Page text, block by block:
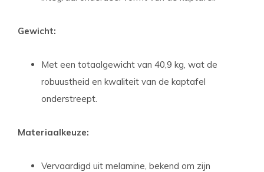
Gewicht:
Met een totaalgewicht van 40,9 kg, wat de
robuustheid en kwaliteit van de kaptafel
onderstreept.
Materiaalkeuze:
Vervaardigd uit melamine, bekend om zijn